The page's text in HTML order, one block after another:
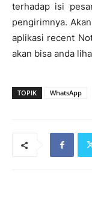
terhadap isi
pengirimnya.
aplikasi recent
akan bisa anda
TOPIK WhatsApp